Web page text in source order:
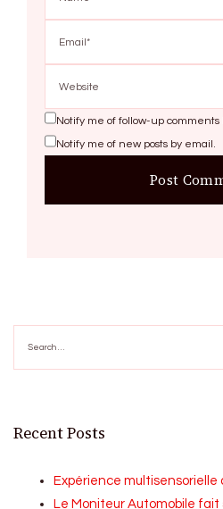
Notify me of follow-up comments
Notify me of new posts by email.
for:
Recent Posts
Expérience multisensorielle
Le Moniteur Automobile fait